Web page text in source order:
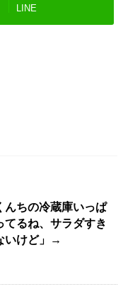
LINE
んちの冷蔵庫いっぱ
てるね、サラダすき
いけど」→